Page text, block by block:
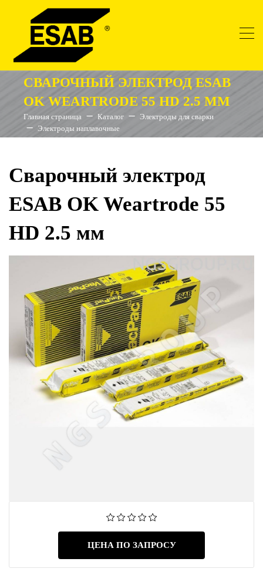
СВАРОЧНЫЙ ЭЛЕКТРОД ESAB
OK WEARTRODE 55 HD 2.5 ММ
Главная страница Каталог
Электроды для сварки
Электроды наплавочные
Сварочный электрод
ESAB OK Weartrode 55
HD 2.5 мм
ЦЕНА ПО ЗАПРОСУ